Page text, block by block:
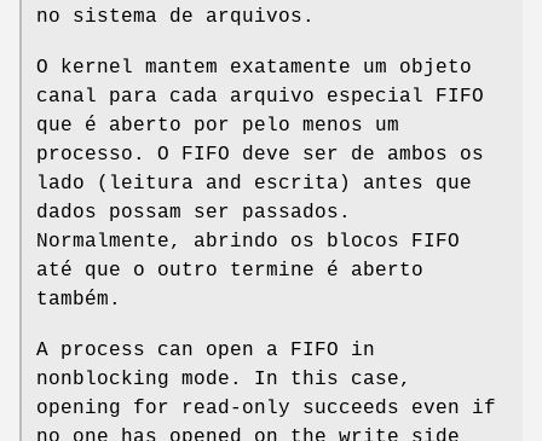
no sistema de arquivos.
O kernel mantem exatamente um objeto
canal para cada arquivo especial FIFO
que é aberto por pelo menos um
processo. O FIFO deve ser de ambos os
lado (leitura and escrita) antes que
dados possam ser passados.
Normalmente, abrindo os blocos FIFO
até que o outro termine é aberto
também.
A process can open a FIFO in
nonblocking mode. In this case,
opening for read-only succeeds even if